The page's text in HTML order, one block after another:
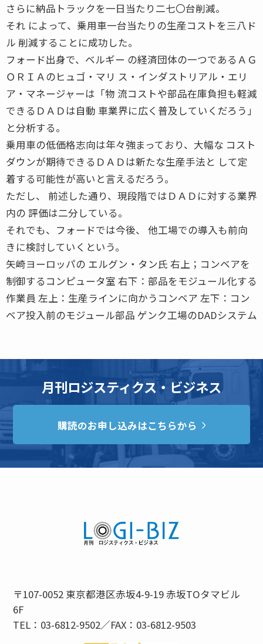
さらに納品トラックを一日当たり二七〇台削減。
それ によって、乗用車一台当たりの生産コストを三八ド
ル 削減することに成功した。
フォード出身で、ベルギー の経済団体の一つであるＡＧ
ＯＲＩＡのヒュゴ・マリ ス・インダストリアル・エリ
ア・マネージャーは「物 流コストや部品在庫負担も軽減
できるＤＡＤは自動 車業界に広く普及していくだろう」
と分析する。
乗用車の低価格志向は年々強まっており、大幅な コスト
ダウンが期待できるＤＡＤは新たな生産手法と して定
着する可能性が高いと言えるだろう。
ただし、 前述した通り、現段階ではＤＡＤに対する業界
内の 評価は二分している。
それでも、フォードでは今後、 他工場での導入も前向
きに検討していくという。
矢崎ヨーロッパの エルグン・タン氏 右上；コンベアを
制御するコンピュータ室 右下：部品をモジュール化する
作業員 左上：生産ラインに向かうコンベア 左下：コン
ベア投入前のモジュール部品 ゲンク工場のDADシステム
月刊ロジスティクス・ビジネス
購読のお申し込みはこちらから
〒107-0052 東京都港区赤坂4-9-19 赤坂TOタマビル
6F
TEL：03-6812-9502／FAX：03-6812-9503